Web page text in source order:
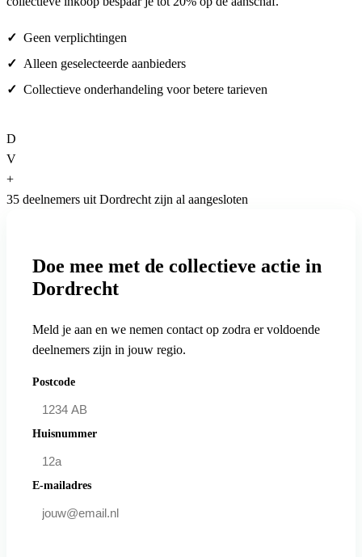
Geen verplichtingen
Alleen geselecteerde aanbieders
Collectieve onderhandeling voor betere tarieven
D
V
+
35 deelnemers uit Dordrecht zijn al aangesloten
Doe mee met de collectieve actie in
Dordrecht
Meld je aan en we nemen contact op zodra er voldoende
deelnemers zijn in jouw regio.
Postcode
Huisnummer
E-mailadres